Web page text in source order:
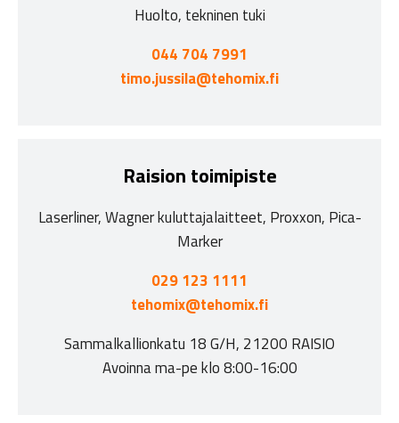
Huolto, tekninen tuki
044 704 7991
timo.jussila@tehomix.fi
Raision toimipiste
Laserliner, Wagner kuluttajalaitteet, Proxxon, Pica-
Marker
029 123 1111
tehomix@tehomix.fi
Sammalkallionkatu 18 G/H, 21200 RAISIO
Avoinna ma-pe klo 8:00-16:00